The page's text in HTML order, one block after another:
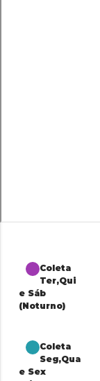
Coleta
Ter,Qui
e Sáb
(Noturno)
Coleta
Seg,Qua
e Sex